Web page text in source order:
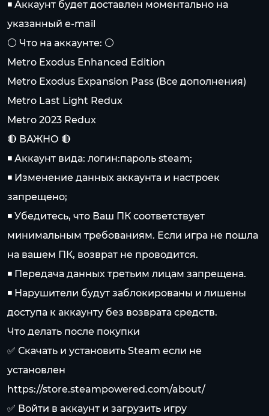
◾️ Аккаунт будет доставлен моментально на
указанный e-mail
⚪️ Что на аккаунте: ⚪️
Metro Exodus Enhanced Edition
Metro Exodus Expansion Pass (Все дополнения)
Metro Last Light Redux
Metro 2023 Redux
🔴 ВАЖНО 🔴
◾️ Аккаунт вида: логин:пароль steam;
◾️ Изменение данных аккаунта и настроек
запрещено;
◾️ Убедитесь, что Ваш ПК соответствует
минимальным требованиям. Если игра не пошла
на вашем ПК, возврат не проводится.
◾️ Передача данных третьим лицам запрещена.
◾️ Нарушители будут заблокированы и лишены
доступа к аккаунту без возврата средств.
Что делать после покупки
✅ Скачать и установить Steam если не
установлен
https://store.steampowered.com/about/
✅ Войти в аккаунт и загрузить игру